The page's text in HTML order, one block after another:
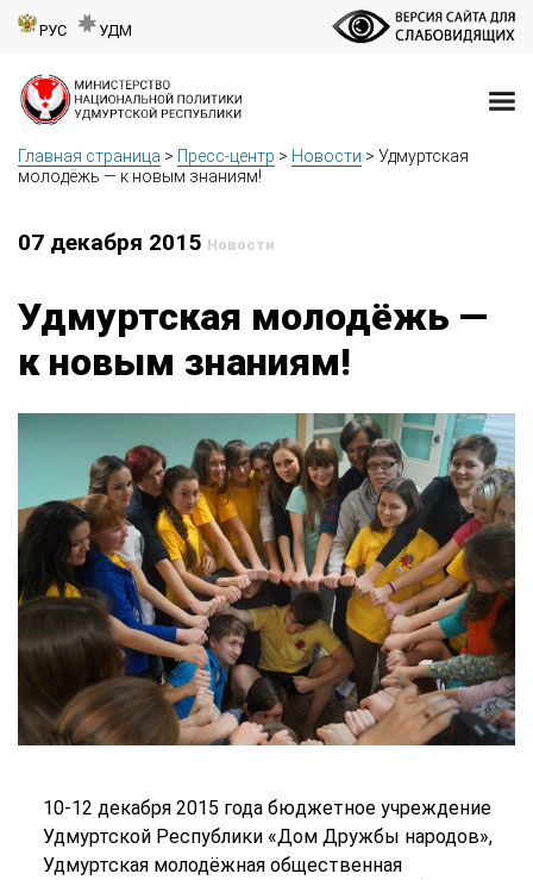
РУС УДМ
Главная страница > Пресс-центр > Новости > Удмуртская
молодёжь — к новым знаниям!
07 декабря 2015 Новости
Удмуртская молодёжь —
к новым знаниям!
10-12 декабря 2015 года бюджетное учреждение
Удмуртской Республики «Дом Дружбы народов»,
Удмуртская молодёжная общественная